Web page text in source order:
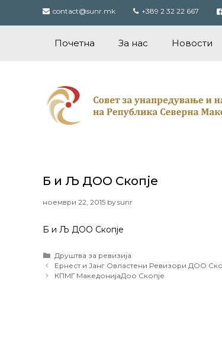
contact@sunr.mk +389 2 32 22 667
Почетна За нас Новости
Б и Љ ДОО Скопје
ноември 22, 2015 bysunr
Б и Љ ДОО Скопје
Categories
Друштва за ревизија
Post
navigation
Ернест и Јанг Овластени Ревизори ДОО
КПМГ МакедонијаДоо Скопје